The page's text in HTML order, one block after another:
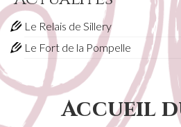
Le Relais de Sillery
Le Fort de la Pompelle
Accueil